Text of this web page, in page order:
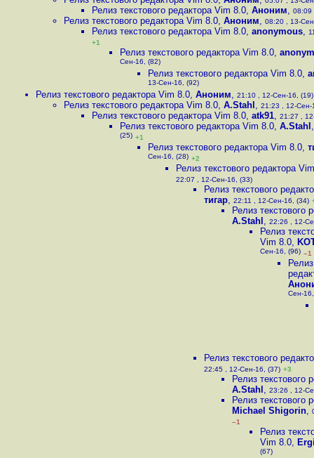
Релиз текстового редактора Vim 8.0, Аноним, 08:09
Релиз текстового редактора Vim 8.0, Аноним, 08:20 , 13-
Релиз текстового редактора Vim 8.0, anonymous,
+1
Релиз текстового редактора Vim 8.0,
Сен-16, (82)
Релиз текстового редактора Vim 8.0,
13-Сен-16, (92)
Релиз текстового редактора Vim 8.0, Аноним, 21:10 , 12-Сен-16, (19)
Релиз текстового редактора Vim 8.0, A.Stahl , 21:23 , 12-Сен-
Релиз текстового редактора Vim 8.0, atk91, 21:27 ,
Релиз текстового редактора Vim 8.0, A.Stahl
(25) +1
Релиз текстового редактора Vim 8.0,
Сен-16, (28) +2
Релиз текстового редактора
22:07 , 12-Сен-16, (33)
Релиз текстового
тигар, 22:11 , 12-Сен-16, (34)
Релиз текстового
A.Stahl , 22:26 , 12-
Релиз
Vim 8.0,
Сен-16, (96) –1
Сен-
Релиз текстового
22:45 , 12-Сен-16, (37) +3
Релиз текстового
A.Stahl , 23:26 , 12-
Релиз текстового
Michael Shigorin,
–1
Релиз
Vim 8.0,
(67)